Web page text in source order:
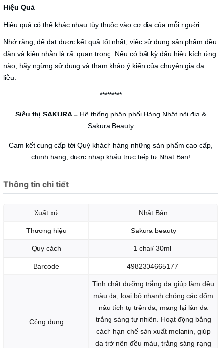
Hiệu Quả
Hiệu quả có thể khác nhau tùy thuộc vào cơ địa của mỗi người.
Nhớ rằng, để đạt được kết quả tốt nhất, việc sử dụng sản phẩm đều
đặn và kiên nhẫn là rất quan trọng. Nếu có bất kỳ dấu hiệu kích ứng
nào, hãy ngừng sử dụng và tham khảo ý kiến của chuyên gia da
liễu.
*********
Siêu thị SAKURA –Hệ thống phân phối Hàng Nhật nội địa &
Sakura Beauty
Cam kết cung cấp tới Quý khách hàng những sản phẩm cao cấp,
chính hãng, được nhập khẩu trực tiếp từ Nhật Bản!
Thông tin chi tiết
Xuất xứ Nhật Bản
Thương hiệu Sakura beauty
Quy cách 1 chai/ 30ml
Barcode 4982304665177
Công dụng
Tinh chất dưỡng trắng da giúp làm đều
màu da, loại bỏ nhanh chóng các đốm
nâu tích tụ trên da, mang lại làn da
trắng sáng tự nhiên. Hoạt động bằng
cách hạn chế sản xuất melanin, giúp
da trở nên đều màu, trắng sáng rạng